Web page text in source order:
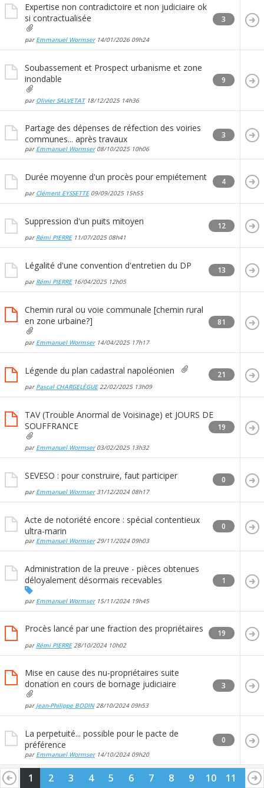
Expertise non contradictoire et non judiciaire ok
si contractualisée
par Emmanuel Wormser14/01/2026 09h24
3
Soubassement et Prospect urbanisme et zone
inondable
par Olivier SALVETAT18/12/2025 14h36
9
Partage des dépenses de réfection des voiries
communes... après travaux
par Emmanuel Wormser08/10/2025 10h06
3
Durée moyenne d'un procès pour empiétement
par Clément EYSSETTE09/09/2025 15h55
4
Suppression d'un puits mitoyen
par Rémi PIERRE11/07/2025 08h41
12
Légalité d'une convention d'entretien du DP
par Rémi PIERRE16/04/2025 12h05
13
Chemin rural ou voie communale [chemin rural
en zone urbaine?]
par Emmanuel Wormser14/04/2025 17h17
81
Légende du plan cadastral napoléonien
par Pascal CHARGELÈGUE22/02/2025 13h09
21
TAV (Trouble Anormal de Voisinage) et JOURS DE
SOUFFRANCE
par Emmanuel Wormser03/02/2025 13h32
19
SEVESO : pour construire, faut participer
par Emmanuel Wormser31/12/2024 08h17
0
Acte de notoriété encore : spécial contentieux
ultra-marin
par Emmanuel Wormser29/11/2024 09h03
0
Administration de la preuve - pièces obtenues
déloyalement désormais recevables
par Emmanuel Wormser15/11/2024 19h45
1
Procès lancé par une fraction des propriétaires
par Rémi PIERRE28/10/2024 10h02
19
Mise en cause des nu-propriétaires suite
donation en cours de bornage judiciaire
par Jean-Philippe BODIN28/10/2024 09h53
3
La perpetuité... possible pour le pacte de
préférence
par Emmanuel Wormser14/10/2024 09h20
0
1 2 3 4 5 6 7 8 9 10 11 12